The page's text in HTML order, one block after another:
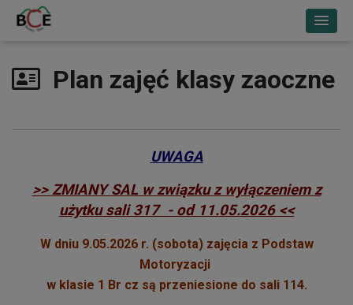
Plan zajęć klasy zaoczne
UWAGA
>> ZMIANY SAL w związku z wyłączeniem z
użytku sali 317 - od 11.05.2026 <<
W dniu 9.05.2026 r. (sobota) zajęcia z Podstaw
Motoryzacji
w klasie 1 Br cz są przeniesione do sali 114.